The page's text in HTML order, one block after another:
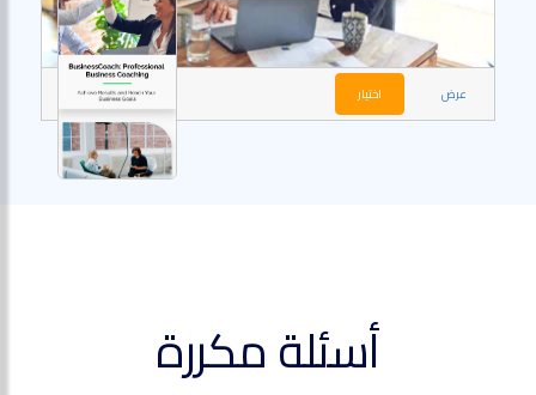
عرض اختيار
أسئلة مكررة